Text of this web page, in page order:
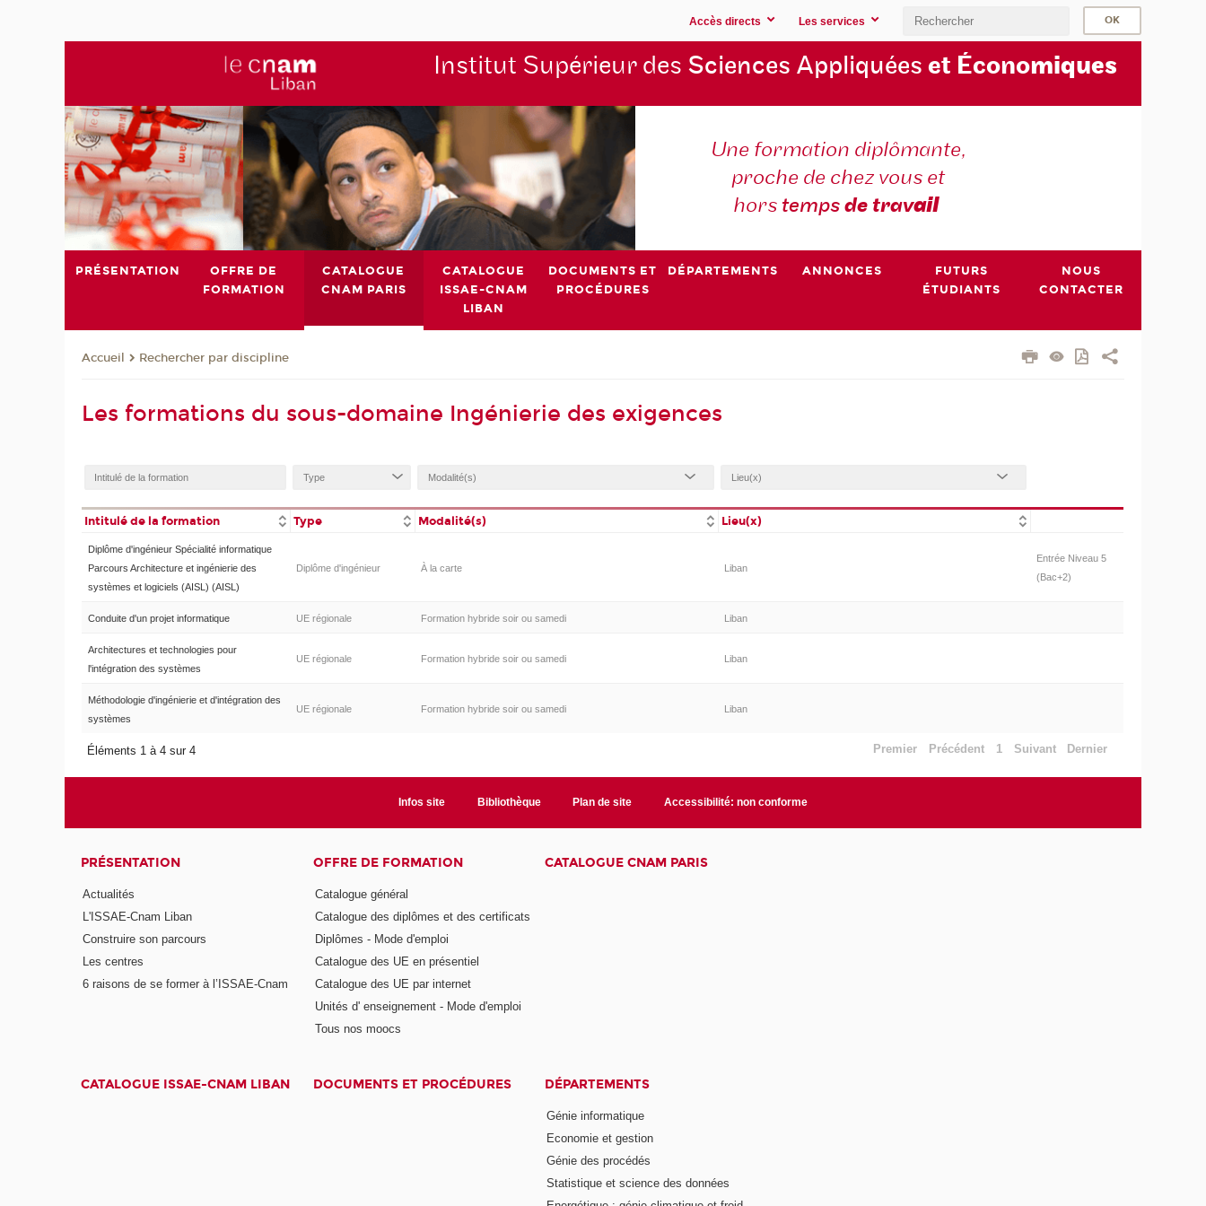
Accès directs Les services
Institut Supérieur des Sciences Appliquées et Économiques
Une formation diplômante,
proche de chez vous et
hors tempsde travail
PRÉSENTATION
OFFRE DE
FORMATION
CATALOGUE
CNAM PARIS
CATALOGUE
ISSAE-CNAM
LIBAN
DOCUMENTS ET
PROCÉDURES
DÉPARTEMENTS ANNONCES
FUTURS
ÉTUDIANTS
NOUS
CONTACTER
Accueil Rechercher par discipline
Les formations du sous-domaine Ingénierie des exigences
Intitulé de la formation Type Modalité(s) Lieu(x)
Diplôme d'ingénieur Spécialité informatique
Parcours Architecture et ingénierie des
systèmes et logiciels (AISL) (AISL)
Diplôme d'ingénieur À la carte Liban
Entrée Niveau 5
(Bac+2)
Conduite d'un projet informatique UE régionale Formation hybride soir ou samedi Liban
Architectures et technologies pour
l'intégration des systèmes
UE régionale Formation hybride soir ou samedi Liban
Méthodologie d'ingénierie et d'intégration des
systèmes
UE régionale Formation hybride soir ou samedi Liban
Éléments 1 à 4 sur 4 Premier Précédent 1 Suivant Dernier
Infos site Bibliothèque Plan de site Accessibilité: non conforme
PRÉSENTATION
Actualités
L'ISSAE-Cnam Liban
Construire son parcours
Les centres
6 raisons de se former à l’ISSAE-Cnam
OFFRE DE FORMATION
Catalogue général
Catalogue des diplômes et des certificats
Diplômes - Mode d'emploi
Catalogue des UE en présentiel
Catalogue des UE par internet
Unités d' enseignement - Mode d'emploi
Tous nos moocs
CATALOGUE CNAM PARIS
CATALOGUE ISSAE-CNAM LIBAN DOCUMENTS ET PROCÉDURES DÉPARTEMENTS
Génie informatique
Economie et gestion
Génie des procédés
Statistique et science des données